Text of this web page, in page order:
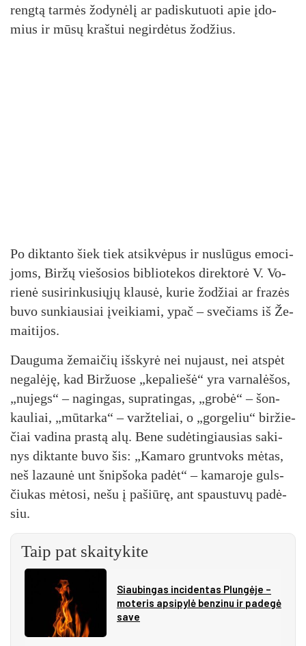
reng­tą tar­mės žo­dy­nė­lį ar pa­dis­ku­tuo­ti apie įdo­
mius ir mū­sų kraš­tui ne­gir­dė­tus žo­džius.
Po dik­tan­to šiek tiek at­si­kvė­pus ir nu­slū­gus emo­ci­
joms, Bir­žų vie­šo­sios bib­lio­te­kos di­rek­to­rė V. Vo­
rie­nė su­si­rin­ku­sių­jų klau­sė, ku­rie žo­džiai ar fra­zės
bu­vo sun­kiau­siai įvei­kia­mi, ypač – sve­čiams iš Že­
mai­ti­jos.
Dau­gu­ma že­mai­čių iš­sky­rė nei nu­jaust, nei at­spėt
ne­ga­lė­ję, kad Bir­žuo­se „ke­pa­lie­šė“ yra var­na­lė­šos,
„nu­jegs“ – na­gin­gas, su­pra­tin­gas, „gro­bė“ – šon­
kau­liai, „mū­tar­ka“ – varž­te­liai, o „gor­ge­liu“ bir­žie­
čiai va­di­na pra­stą alų. Be­ne su­dė­tin­giau­sias sa­ki­
nys dik­tan­te bu­vo šis: „Ka­ma­ro grunt­voks mė­tas,
neš la­zau­nė unt šnip­šo­ka pa­dėt“ – ka­ma­ro­je guls­
čiu­kas mė­to­si, ne­šu į pa­šiū­rę, ant spaus­tu­vų pa­dė­
siu.
Taip pat skaitykite
Siau­bin­gas in­ci­den­tas Plun­gė­je –
mo­te­ris ap­si­py­lė ben­zi­nu ir pa­de­gė
sa­ve